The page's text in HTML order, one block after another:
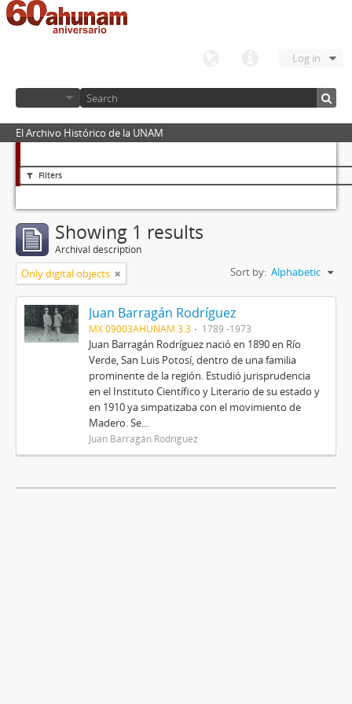
Log in
El Archivo Histórico de la UNAM
Filters
Showing 1 results
Archival description
Only digital objects Sort by: Alphabetic
Juan Barragán Rodríguez
MX 09003AHUNAM 3.3 1789 -1973
Juan Barragán Rodríguez nació en 1890 en Río
Verde, San Luis Potosí, dentro de una familia
prominente de la región. Estudió jurisprudencia
en el Instituto Científico y Literario de su estado y
en 1910 ya simpatizaba con el movimiento de
Madero. Se...
Juan Barragán Rodríguez